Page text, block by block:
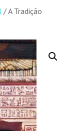
/ A Tradição